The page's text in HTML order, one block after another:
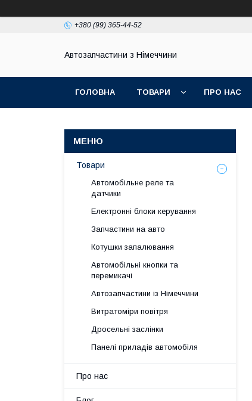
+380 (99) 365-44-52
Автозапчастини з Німеччини
ГОЛОВНА ТОВАРИ ПРО НАС
Товари
Автомобільне реле та
датчики
Електронні блоки керування
Запчастини на авто
Котушки запалювання
Автомобільні кнопки та
перемикачі
Автозапчастини із Німеччини
Витратоміри повітря
Дросельні заслінки
Панелі приладів автомобіля
Про нас